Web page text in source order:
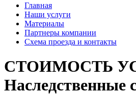
Главная
Наши услуги
Материалы
Партнеры компании
Схема проезда и контакты
СТОИМОСТЬ
Наследственные